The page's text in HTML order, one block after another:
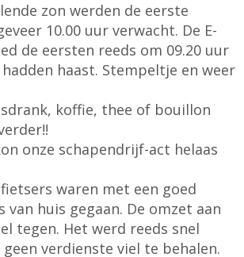
zon werden de eerste
10.00 uur verwacht. De E-
de eersten reeds om 09.20 uur
haast. Stempeltje en weer
koffie, thee of bouillon
onze schapendrijf-act helaas
waren met een goed
van huis gegaan. De omzet aan
tegen. Het werd reeds snel
verdienste viel te behalen.